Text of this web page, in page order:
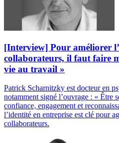
[Interview] Pour améliorer
collaborateurs, il faut faire
vie au travail »
Patrick Scharnitzky est docteur en
notamment signé l’ouvrage : « Être
confiance, engagement et
l’identité en entreprise est clé pour
collaborateurs.